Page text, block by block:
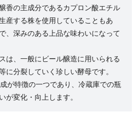
香の主成分であるカプロン酸エチル
産する株を使用していることもあ
、深みのある上品な味わいになって
は、一般にビール醸造に用いられる
に分裂していく珍しい酵母です。
が特徴の一つであり、冷蔵庫での瓶
が変化・向上します。